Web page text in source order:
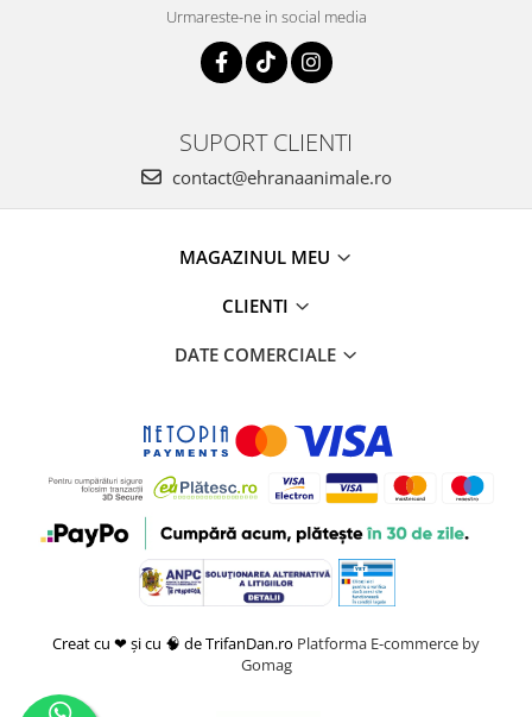
Urmareste-ne in social media
SUPORT CLIENTI
contact@ehranaanimale.ro
MAGAZINUL MEU
CLIENTI
DATE COMERCIALE
Creat cu ❤ și cu 🧠 de TrifanDan.ro Platforma E-commerce by
Gomag